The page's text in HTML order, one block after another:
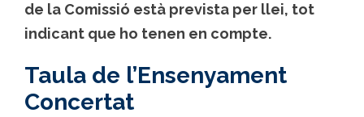
de la Comissió està prevista per llei, tot
indicant que ho tenen en compte.
Taula de l’Ensenyament
Concertat